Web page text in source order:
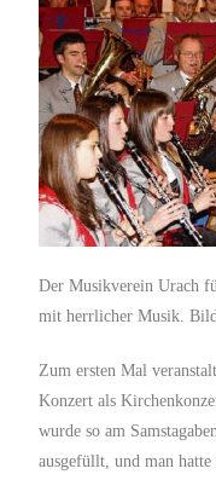
Der Musikverein Urach
mit herrlicher Musik.
Zum ersten Mal
Konzert als
wurde so am
ausgefüllt, und man